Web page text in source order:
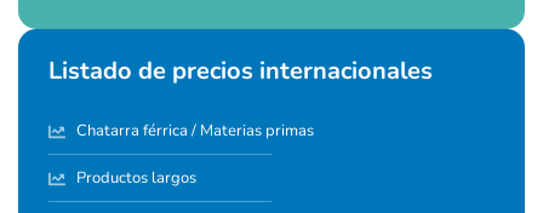
Listado de precios internacionales
Chatarra férrica / Materias primas
Productos largos